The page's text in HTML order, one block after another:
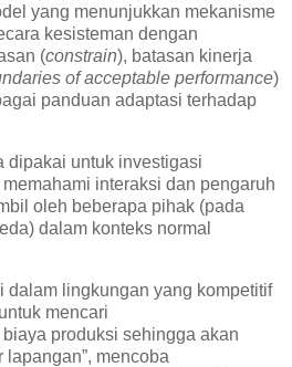
yang menunjukkan mekanisme
kesisteman dengan
(constrain), batasan kinerja
of acceptable performance)
panduan adaptasi terhadap
dipakai untuk investigasi
interaksi dan pengaruh
oleh beberapa pihak (pada
dalam konteks normal
dalam lingkungan yang kompetitif
mencari
produksi sehingga akan
mencoba